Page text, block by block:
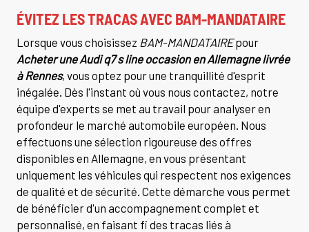
ÉVITEZ LES TRACAS AVEC BAM-MANDATAIRE
Lorsque vous choisissez BAM-MANDATAIREpour
Acheter une Audi q7 s line occasion en Allemagne livrée
à Rennes, vous optez pour une tranquillité d'esprit
inégalée. Dès l'instant où vous nous contactez, notre
équipe d'experts se met au travail pour analyser en
profondeur le marché automobile européen. Nous
effectuons une sélection rigoureuse des offres
disponibles en Allemagne, en vous présentant
uniquement les véhicules qui respectent nos exigences
de qualité et de sécurité. Cette démarche vous permet
de bénéficier d'un accompagnement complet et
personnalisé, en faisant fi des tracas liés à